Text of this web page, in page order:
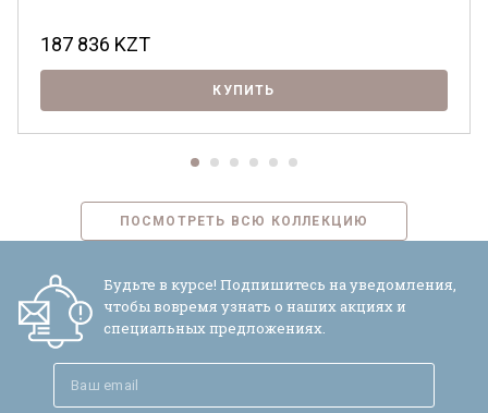
187 836 KZT
КУПИТЬ
ПОСМОТРЕТЬ ВСЮ КОЛЛЕКЦИЮ
Будьте в курсе! Подпишитесь на уведомления,
чтобы вовремя узнать о наших акциях и
специальных предложениях.